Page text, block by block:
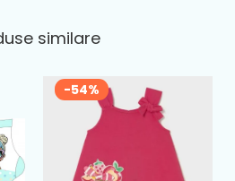
similare
-54%